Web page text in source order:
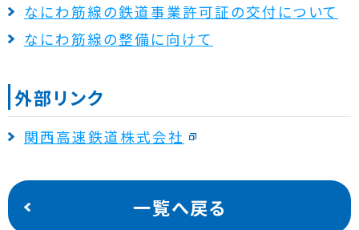
なにわ筋線の鉄道事業許可証の交付について
なにわ筋線の整備に向けて
外部リンク
関西高速鉄道株式会社
一覧へ戻る